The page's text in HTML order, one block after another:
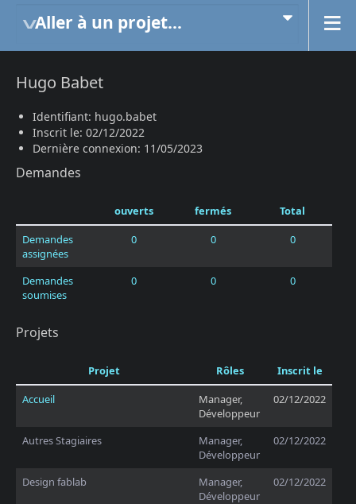
Aller à un projet...
Hugo Babet
Identifiant: hugo.babet
Inscrit le: 02/12/2022
Dernière connexion: 11/05/2023
Demandes
ouverts fermés
Total
Demandes
assignées
0 0 0
Demandes
soumises
0 0 0
Projets
Projet Rôles
Inscrit le
Accueil
Manager,
Développeur
02/12/2022
Autres Stagiaires
Manager,
Développeur
02/12/2022
Design fablab
Manager,
Développeur
02/12/2022